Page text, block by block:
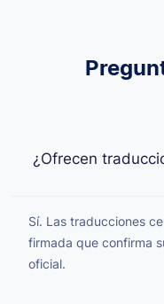
¿Ofrecen
Sí. Las traducciones
firmada que confirma
oficial.